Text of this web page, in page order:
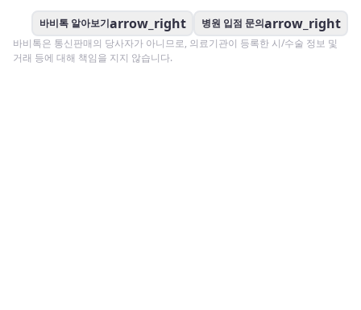
바비톡 알아보기arrow_right 병원 입점 문의arrow_right
바비톡은 통신판매의 당사자가 아니므로, 의료기관이 등록한 시/수술 정보 및
거래 등에 대해 책임을 지지 않습니다.